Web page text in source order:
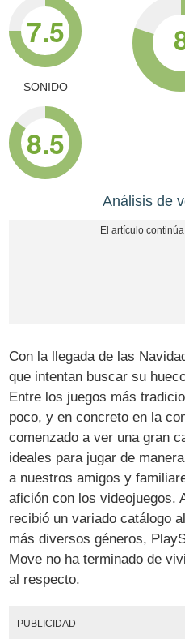
7.5
SONIDO
8.5
Análisis de
Con la llegada de las
que intentan buscar su
Entre los juegos más
poco, y en concreto en la
comenzado a ver una gran
ideales para jugar de
a nuestros amigos y
afición con los videojuegos.
recibió un variado catálogo
más diversos géneros,
Move no ha terminado de
al respecto.
PUBLICIDAD